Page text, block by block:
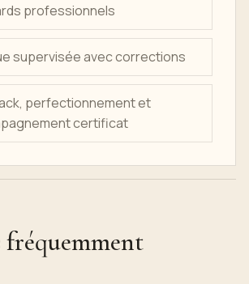
professionnels
supervisée avec corrections
perfectionnement et
certificat
fréquemment